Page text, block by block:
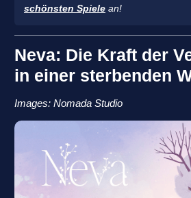
schönsten Spiele an!
Neva: Die Kraft der
in einer sterbenden
Images: Nomada Studio